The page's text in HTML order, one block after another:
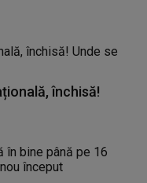
închisă!